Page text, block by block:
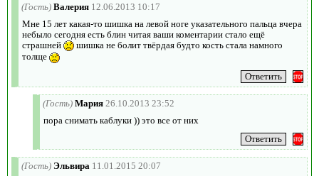
(Гость) Валерия 12.06.2013 10:17
Мне 15 лет какая-то шишка на левой ноге указательного пальца вчера
небыло сегодня есть блин читая ваши коментарии стало ещё
страшней
шишка не болит твёрдая будто кость стала намного
толще
(Гость) Мария 26.10.2013 23:52
пора снимать каблуки )) это все от них
(Гость) Эльвира 11.01.2015 20:07